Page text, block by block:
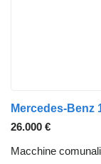
Mercedes-Benz
26.000 €
Macchine